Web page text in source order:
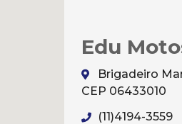
Edu
Brigadeiro
CEP 06433010
(11)4194-3559